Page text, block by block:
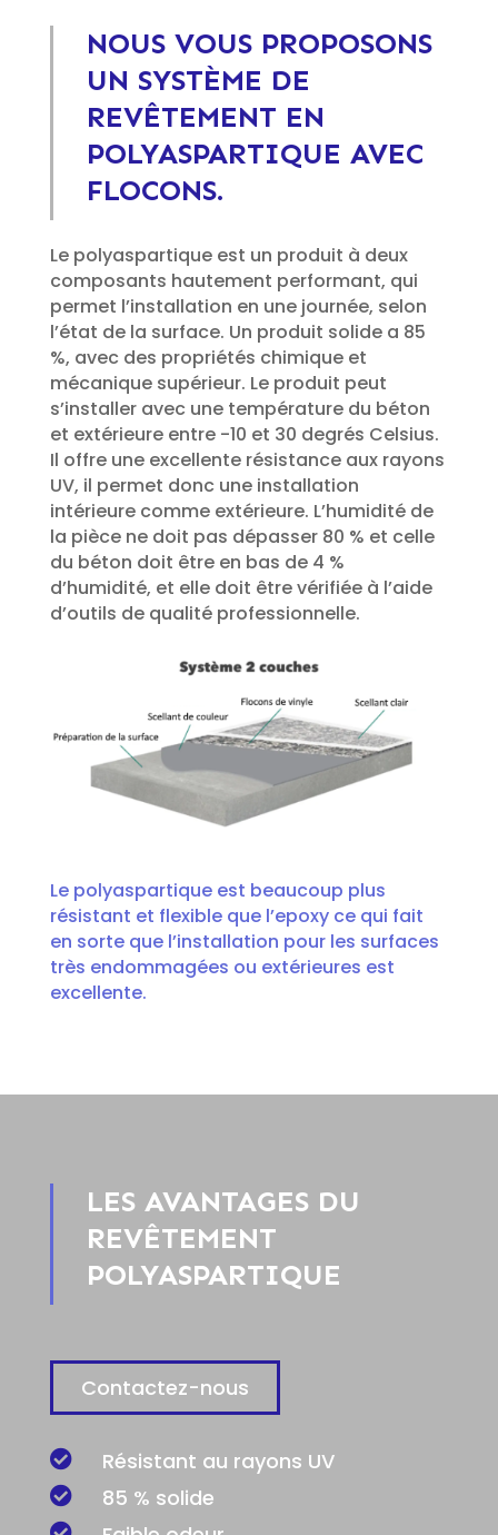
NOUS VOUS PROPOSONS
UN SYSTÈME DE
REVÊTEMENT EN
POLYASPARTIQUE AVEC
FLOCONS.
Le polyaspartique est un produit à deux
composants hautement performant, qui
permet l’installation en une journée, selon
l’état de la surface. Un produit solide a 85
%, avec des propriétés chimique et
mécanique supérieur. Le produit peut
s’installer avec une température du béton
et extérieure entre -10 et 30 degrés Celsius.
Il offre une excellente résistance aux rayons
UV, il permet donc une installation
intérieure comme extérieure. L’humidité de
la pièce ne doit pas dépasser 80 % et celle
du béton doit être en bas de 4 %
d’humidité, et elle doit être vérifiée à l’aide
d’outils de qualité professionnelle.
Le polyaspartique est beaucoup plus
résistant et flexible que l’epoxy ce qui fait
en sorte que l’installation pour les surfaces
très endommagées ou extérieures est
excellente.
LES AVANTAGES DU
REVÊTEMENT
POLYASPARTIQUE
Contactez-nous
 Résistant au rayons UV
 85 % solide